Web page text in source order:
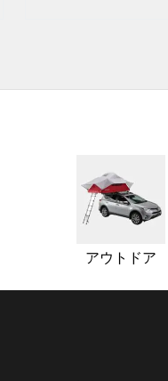
アウトドア